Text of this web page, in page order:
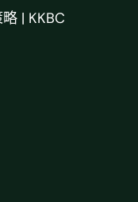
| KKBC